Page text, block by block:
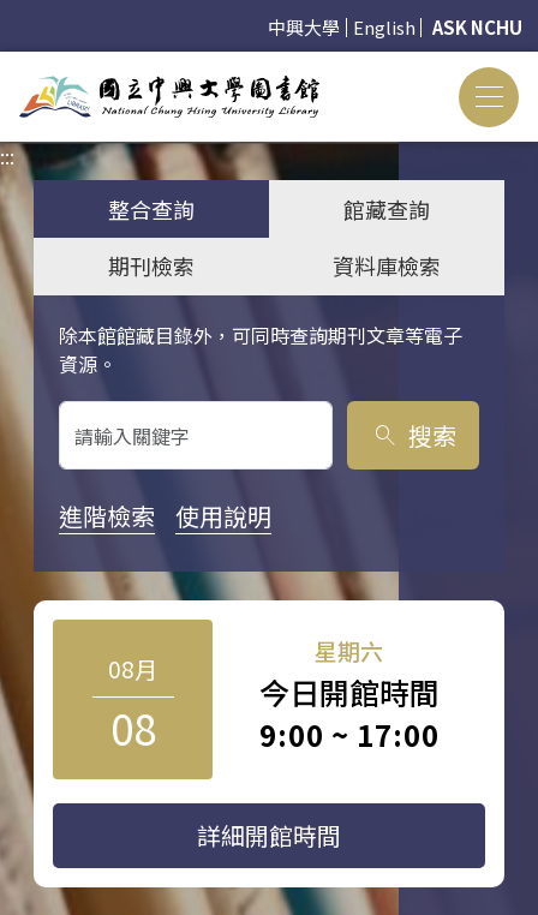
中興大學 English ASK NCHU
:::
整合查詢
館藏查詢
期刊檢索
資料庫檢索
除本館館藏目錄外，可同時查詢期刊文章等電子
資源。
關鍵字搜尋
search 搜索
進階檢索 使用說明
08月
08
星期六
今日開館時間
9:00 ~ 17:00
詳細開館時間